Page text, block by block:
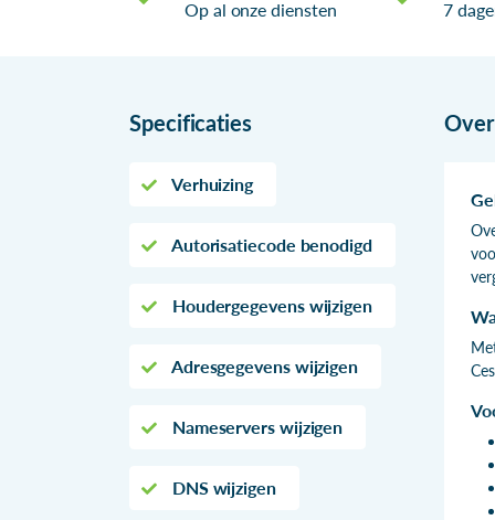
Op al onze diensten
7
Specificaties
Verhuizing
Autorisatiecode benodigd
Houdergegevens wijzigen
Adresgegevens wijzigen
Nameservers wijzigen
DNS wijzigen
Over